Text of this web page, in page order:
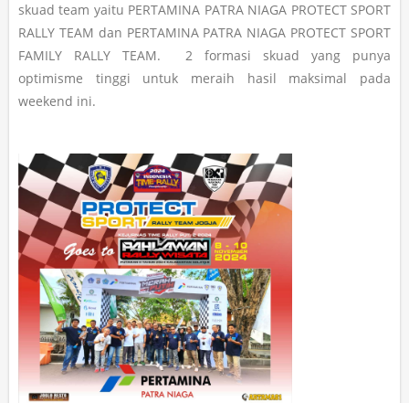
skuad team yaitu PERTAMINA PATRA NIAGA PROTECT SPORT
RALLY TEAM dan PERTAMINA PATRA NIAGA PROTECT SPORT
FAMILY RALLY TEAM. 2 formasi skuad yang punya
optimisme tinggi untuk meraih hasil maksimal pada
weekend ini.